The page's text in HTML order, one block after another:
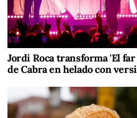
Jordi Roca transforma 'El far
de Cabra en helado con